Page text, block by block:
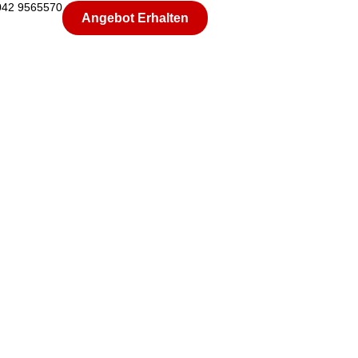
9565570
Angebot Erhalten